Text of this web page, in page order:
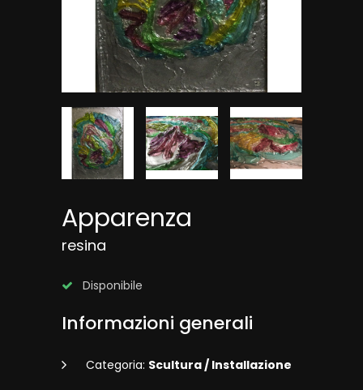
Apparenza
resina
Disponibile
Informazioni generali
Categoria: Scultura / Installazione